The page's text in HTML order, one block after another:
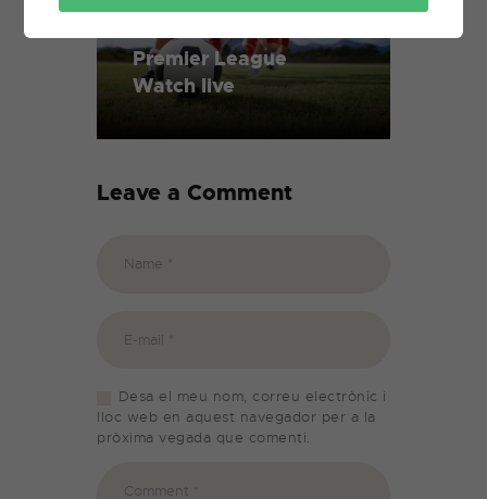
Premier League
Watch live
Leave a Comment
Desa el meu nom, correu electrònic i
lloc web en aquest navegador per a la
pròxima vegada que comenti.